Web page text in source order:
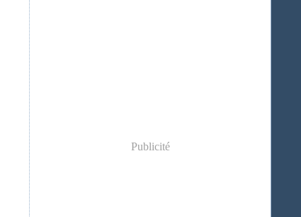
Publicité